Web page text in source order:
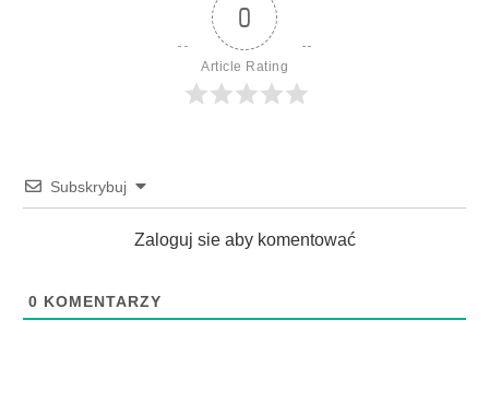
0
Article Rating
Subskrybuj
Zaloguj sie aby komentować
0 KOMENTARZY